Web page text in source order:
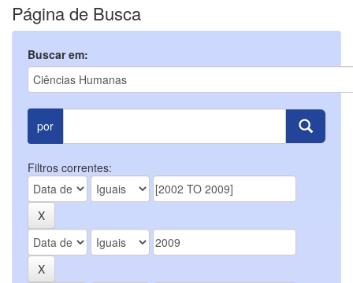
Página de Busca
Buscar em:
por
Filtros correntes: